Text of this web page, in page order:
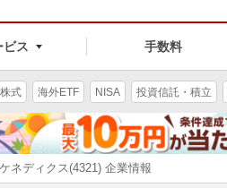
ビス 手数料
式 海外ETF NISA 投資信託・積立
ネディクス(4321) 企業情報